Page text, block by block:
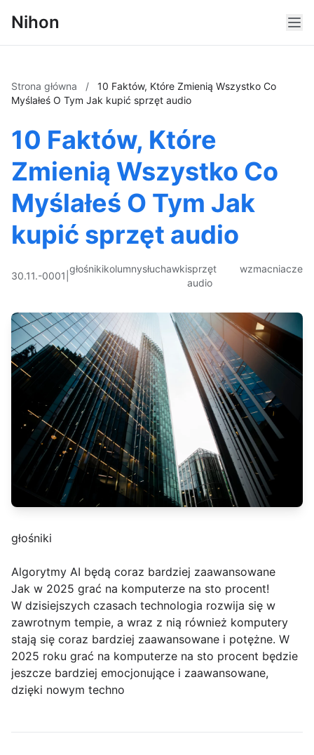
Nihon
Strona główna /
10 Faktów, Które Zmienią Wszystko Co
Myślałeś O Tym Jak kupić sprzęt audio
10 Faktów, Które
Zmienią Wszystko Co
Myślałeś O Tym Jak
kupić sprzęt audio
30.11.-0001
głośnikikolumnysłuchawkisprzęt
audio
wzmacniacze
głośniki
Algorytmy AI będą coraz bardziej zaawansowane
Jak w 2025 grać na komputerze na sto procent!
W dzisiejszych czasach technologia rozwija się w
zawrotnym tempie, a wraz z nią również komputery
stają się coraz bardziej zaawansowane i potężne. W
2025 roku grać na komputerze na sto procent będzie
jeszcze bardziej emocjonujące i zaawansowane,
dzięki nowym techno